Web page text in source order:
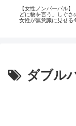
【女性ノンバーバル】
どに物を言う」しぐさ
女性が無意識に見せる4
ダブル